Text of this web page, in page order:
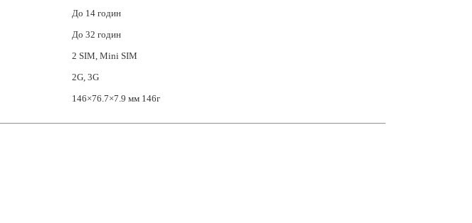
До 14 годин
До 32 годин
2 SIM, Mini SIM
2G, 3G
146×76.7×7.9 мм 146г